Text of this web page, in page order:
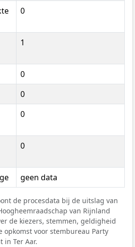
0
1
0
0
0
0
geen data
de procesdata bij de uitslag van
van Rijnland
de kiezers, stemmen, geldigheid
opkomst voor stembureau Party
in Ter Aar.